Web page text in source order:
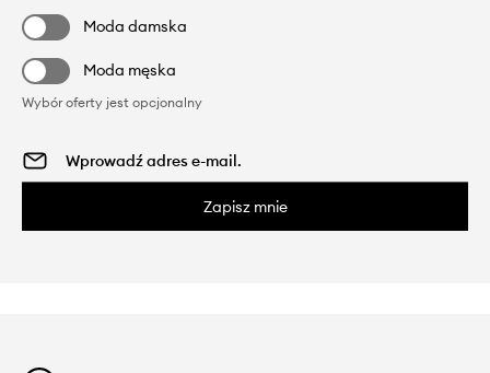
Moda damska
Moda męska
Wybór oferty jest opcjonalny
Zapisz mnie